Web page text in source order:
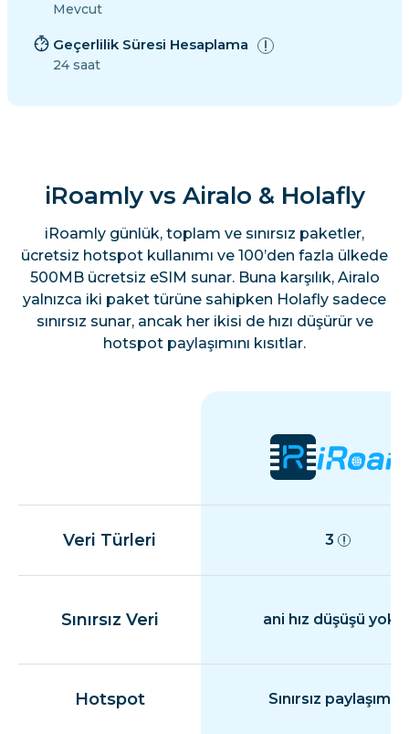
Mevcut
Geçerlilik Süresi Hesaplama
24 saat
iRoamly vs Airalo & Holafly
iRoamly günlük, toplam ve sınırsız paketler,
ücretsiz hotspot kullanımı ve 100’den fazla ülkede
500MB ücretsiz eSIM sunar. Buna karşılık, Airalo
yalnızca iki paket türüne sahipken Holafly sadece
sınırsız sunar, ancak her ikisi de hızı düşürür ve
hotspot paylaşımını kısıtlar.
Veri Türleri 3
Sınırsız Veri ani hız düşüşü yok
Hotspot Sınırsız paylaşım